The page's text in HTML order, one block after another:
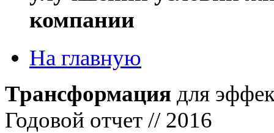
компании
На главную
Трансформация для
Годовой отчет // 2016